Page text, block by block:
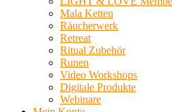
Mala Ketten
Räucherwerk
Retreat
Ritual Zubehör
Runen
Video Workshops
Digitale Produkte
Webinare